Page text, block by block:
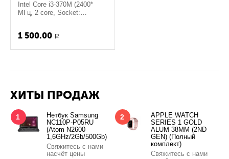
Intel Core i3-370M (2400*
МГц, 2 core, Socket:
1 500.00 Р
ХИТЫ ПРОДАЖ
1
Нетбук Samsung
NC110P-P05RU
(Atom N2600
1,6GHz/2Gb/500Gb)
Свяжитесь с нами
насчёт цены
2
APPLE WATCH
SERIES 1 GOLD
ALUM 38MM (2ND
GEN) (Полный
комплект)
Свяжитесь с нами